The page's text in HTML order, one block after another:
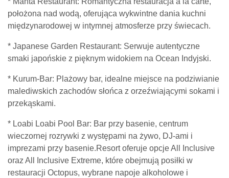
położona nad wodą, oferująca wykwintne dania kuchni
międzynarodowej w intymnej atmosferze przy świecach.
* Japanese Garden Restaurant: Serwuje autentyczne
smaki japońskie z pięknym widokiem na Ocean Indyjski.
* Kurum-Bar: Plażowy bar, idealne miejsce na podziwianie
malediwskich zachodów słońca z orzeźwiającymi sokami i
przekąskami.
* Loabi Loabi Pool Bar: Bar przy basenie, centrum
wieczornej rozrywki z występami na żywo, DJ-ami i
imprezami przy basenie.Resort oferuje opcje All Inclusive
oraz All Inclusive Extreme, które obejmują posiłki w
restauracji Octopus, wybrane napoje alkoholowe i